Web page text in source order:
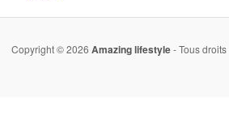
Copyright © 2026 Amazing lifestyle- Tous droits